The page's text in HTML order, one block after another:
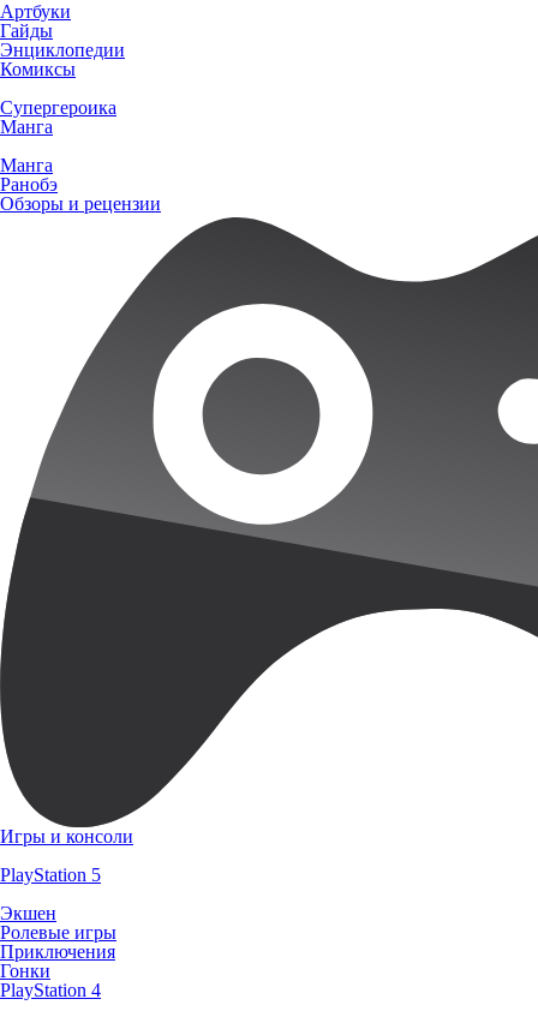
Артбуки
Гайды
Энциклопедии
Комиксы
Супергероика
Манга
Манга
Ранобэ
Обзоры и рецензии
Игры и консоли
PlayStation 5
Экшен
Ролевые игры
Приключения
Гонки
PlayStation 4